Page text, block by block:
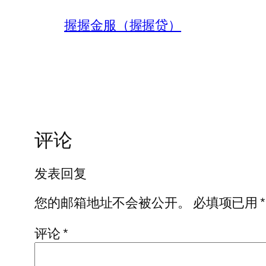
握握金服（握握贷）
评论
发表回复
您的邮箱地址不会被公开。
必填项已用*
评论*